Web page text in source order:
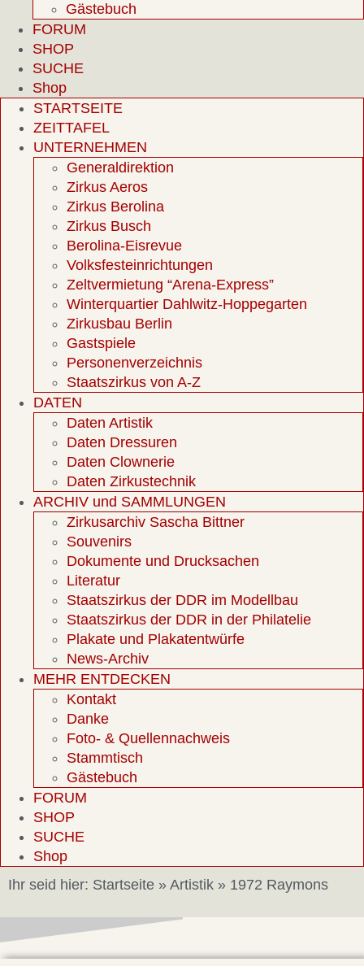
Gästebuch
FORUM
SHOP
SUCHE
Shop
STARTSEITE
ZEITTAFEL
UNTERNEHMEN
Generaldirektion
Zirkus Aeros
Zirkus Berolina
Zirkus Busch
Berolina-Eisrevue
Volksfesteinrichtungen
Zeltvermietung “Arena-Express”
Winterquartier Dahlwitz-Hoppegarten
Zirkusbau Berlin
Gastspiele
Personenverzeichnis
Staatszirkus von A-Z
DATEN
Daten Artistik
Daten Dressuren
Daten Clownerie
Daten Zirkustechnik
ARCHIV und SAMMLUNGEN
Zirkusarchiv Sascha Bittner
Souvenirs
Dokumente und Drucksachen
Literatur
Staatszirkus der DDR im Modellbau
Staatszirkus der DDR in der Philatelie
Plakate und Plakatentwürfe
News-Archiv
MEHR ENTDECKEN
Kontakt
Danke
Foto- & Quellennachweis
Stammtisch
Gästebuch
FORUM
SHOP
SUCHE
Shop
Ihr seid hier: Startseite » Artistik » 1972 Raymons